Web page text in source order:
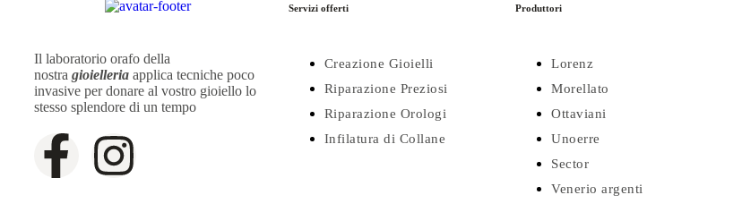
Il laboratorio orafo della
nostra gioielleria applica tecniche poco
invasive per donare al vostro gioiello lo
stesso splendore di un tempo
Servizi offerti
Creazione Gioielli
Riparazione Preziosi
Riparazione Orologi
Infilatura di Collane
Produttori
Lorenz
Morellato
Ottaviani
Unoerre
Sector
Venerio argenti